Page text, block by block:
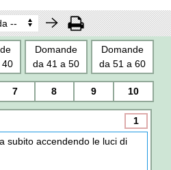
40
Domande
da 41 a 50
Domande
da 51 a 60
7 8 9 10
1
subito accendendo le luci di